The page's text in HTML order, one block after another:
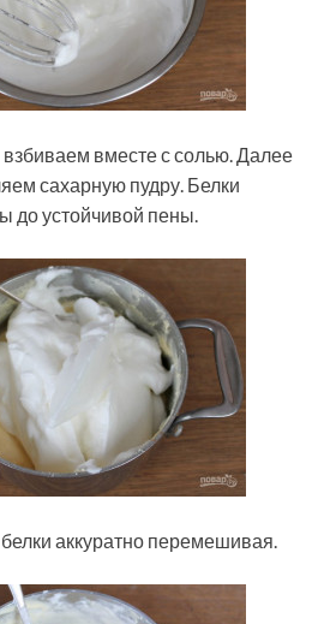
вместе с солью. Далее
сахарную пудру. Белки
до устойчивой пены.
аккуратно перемешивая.